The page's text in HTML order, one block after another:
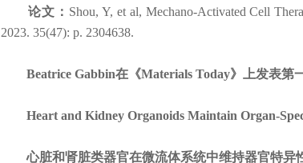
论文： Shou, Y, et al, Mechano-Activated Cell
2023. 35(47): p. 2304638.
Beatrice Gabbin在《Materials Today》上发表第
Heart and Kidney Organoids Maintain Organ-
心脏和肾脏类器官在微流体系统中维持器官特异